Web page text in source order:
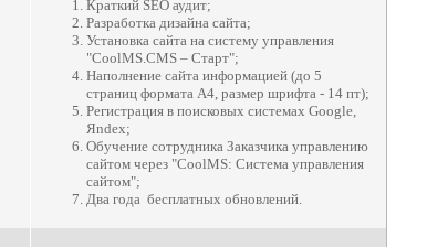
Краткий SEO аудит;
Разработка дизайна сайта;
Установка сайта на систему управления
"СoolMS.CMS – Старт";
Наполнение сайта информацией (до 5
страниц формата А4, размер шрифта - 14 пт);
Регистрация в поисковых системах Google,
Яndex;
Обучение сотрудника Заказчика управлению
сайтом через "СoolMS: Система управления
сайтом";
Два года бесплатных обновлений.